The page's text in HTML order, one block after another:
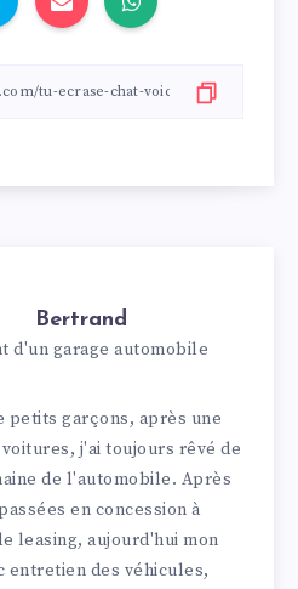
Bertrand
d'un garage automobile
petits garçons, après une
j'ai toujours rêvé de
de l'automobile. Après
en concession à
leasing, aujourd'hui mon
entretien des véhicules,